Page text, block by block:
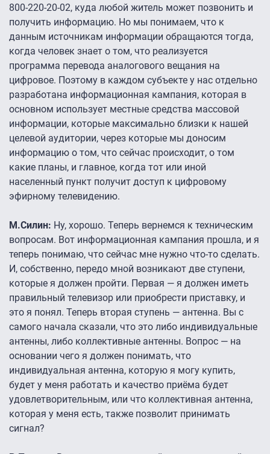
800-220-20-02, куда любой житель может позвонить и
получить информацию. Но мы понимаем, что к
данным источникам информации обращаются тогда,
когда человек знает о том, что реализуется
программа перевода аналогового вещания на
цифровое. Поэтому в каждом субъекте у нас отдельно
разработана информационная кампания, которая в
основном использует местные средства массовой
информации, которые максимально близки к нашей
целевой аудитории, через которые мы доносим
информацию о том, что сейчас происходит, о том
какие планы, и главное, когда тот или иной
населенный пункт получит доступ к цифровому
эфирному телевидению.
М.Силин: Ну, хорошо. Теперь вернемся к техническим
вопросам. Вот информационная кампания прошла, и я
теперь понимаю, что сейчас мне нужно что-то сделать.
И, собственно, передо мной возникают две ступени,
которые я должен пройти. Первая — я должен иметь
правильный телевизор или приобрести приставку, и
это я понял. Теперь вторая ступень — антенна. Вы с
самого начала сказали, что это либо индивидуальные
антенны, либо коллективные антенны. Вопрос — на
основании чего я должен понимать, что
индивидуальная антенна, которую я могу купить,
будет у меня работать и качество приёма будет
удовлетворительным, или что коллективная антенна,
которая у меня есть, также позволит принимать
сигнал?